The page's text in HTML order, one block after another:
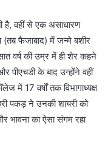
वहीं से एक असाधारण
फैजाबाद) में जन्मे बशीर
वर्ष की उम्र में ही शेर कहने
पीएचडी के बाद उन्होंने वहीं
में 17 वर्षों तक विभागाध्यक्ष
पकड़ ने उनकी शायरी को
भावना का ऐसा संगम रहा